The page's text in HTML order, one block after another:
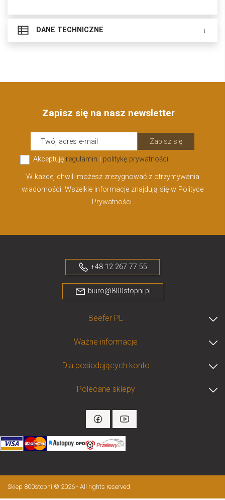
DANE TECHNICZNE
Zapisz się na nasz newsletter
Zapisz się
Akceptuję regulamin i politykę prywatności
W każdej chwili możesz zrezygnować z otrzymywania
wiadomości. Wszelkie informacje znajdują się w Polityce
Prywatności.
+48 12 267 77 55
biuro@800stopni.pl
Beefer PL
Ważne informacje
Dla posiadających konto
Polecane sklepy
Sklep 800stopni © 2026 - All rights reserved